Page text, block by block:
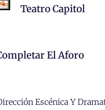
Teatro Capitol
El Aforo
Escénica Y